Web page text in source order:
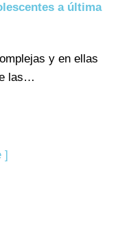
a última
y en ellas
las…
]